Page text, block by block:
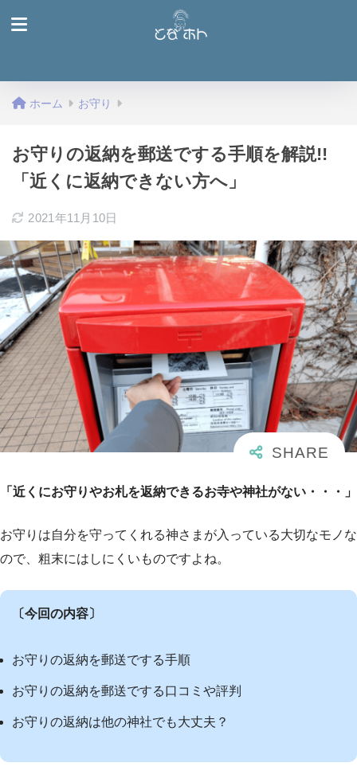
ホーム お守り
お守りの返納を郵送でする手順を解説!!
「近くに返納できない方へ」
2021年11月10日
「近くにお守りやお札を返納できるお寺や神社がない・・・」
お守りは自分を守ってくれる神さまが入っている大切なモノな
ので、粗末にはしにくいものですよね。
〔今回の内容〕
お守りの返納を郵送でする手順
お守りの返納を郵送でする口コミや評判
お守りの返納は他の神社でも大丈夫？